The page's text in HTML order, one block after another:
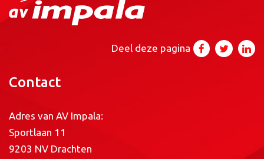
Deel deze pagina
Contact
Adres van AV Impala:
Sportlaan 11
9203 NV Drachten